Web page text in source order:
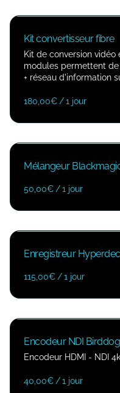
Kit convertisseur fibre
Kit de conversion
modules permettent
+ réseau d'information
/
Mélangeur
/
Enregistreur
/
Encodeur NDI
Encodeur HDMI - NDI
/